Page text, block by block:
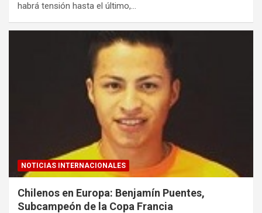
habrá tensión hasta el último,…
NOTICIAS INTERNACIONALES
Chilenos en Europa: Benjamín Puentes,
Subcampeón de la Copa Francia